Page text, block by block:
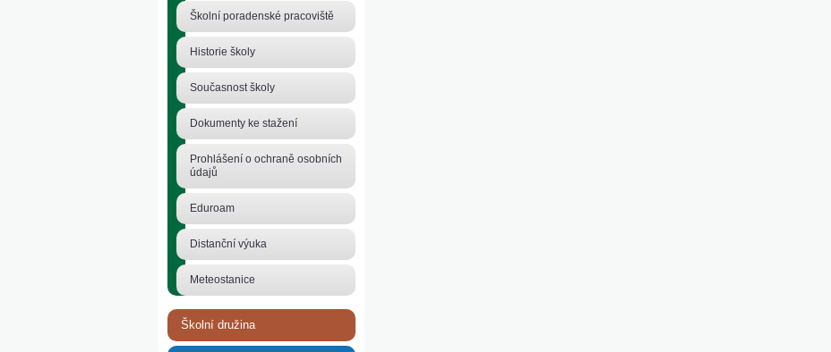
Školní poradenské pracoviště
Historie školy
Současnost školy
Dokumenty ke stažení
Prohlášení o ochraně osobních
údajů
Eduroam
Distanční výuka
Meteostanice
Školní družina